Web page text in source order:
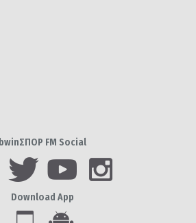
bwinΣΠΟΡ FM Social
Download App